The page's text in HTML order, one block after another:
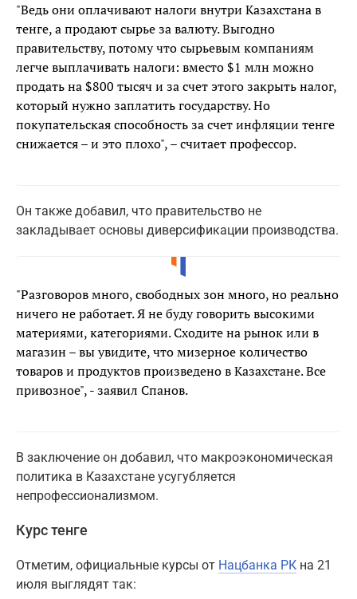
"Ведь они оплачивают налоги внутри Казахстана в
тенге, а продают сырье за валюту. Выгодно
правительству, потому что сырьевым компаниям
легче выплачивать налоги: вместо $1 млн можно
продать на $800 тысяч и за счет этого закрыть налог,
который нужно заплатить государству. Но
покупательская способность за счет инфляции тенге
снижается – и это плохо", – считает профессор.
Он также добавил, что правительство не
закладывает основы диверсификации производства.
"Разговоров много, свободных зон много, но реально
ничего не работает. Я не буду говорить высокими
материями, категориями. Сходите на рынок или в
магазин – вы увидите, что мизерное количество
товаров и продуктов произведено в Казахстане. Все
привозное", - заявил Спанов.
В заключение он добавил, что макроэкономическая
политика в Казахстане усугубляется
непрофессионализмом.
Курс тенге
Отметим, официальные курсы от Нацбанка РК на 21
июля выглядят так: